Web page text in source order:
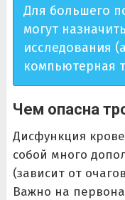
Для большего
могут
исследования
компьютерная
Чем опасна
Дисфункция
собой много
(зависит от
Важно на